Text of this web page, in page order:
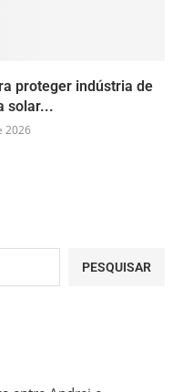
proteger indústria de
solar...
2026
PESQUISAR